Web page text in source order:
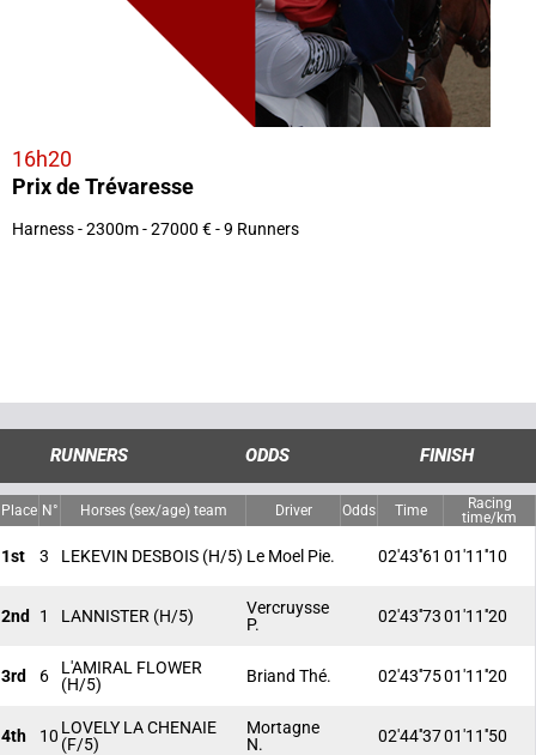
16h20
Prix de Trévaresse
Harness - 2300m - 27000 € - 9 Runners
RUNNERS ODDS FINISH
Place N° Horses (sex/age) team Driver Odds Time
Racing
time/km
1st 3 LEKEVIN DESBOIS (H/5) Le Moel Pie. 02'43''61 01'11''10
2nd 1 LANNISTER (H/5)
Vercruysse
P.
02'43''7301'11''20
3rd 6
L'AMIRAL FLOWER
(H/5)
Briand Thé. 02'43''7501'11''20
4th 10 LOVELY LA CHENAIE
(F/5)
Mortagne
N.
02'44''3701'11''50